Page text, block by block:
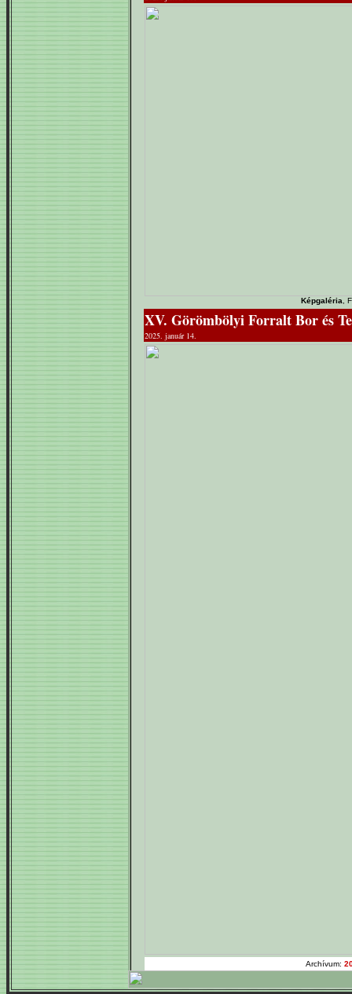
Képgaléria ,
XV. Görömbölyi Forralt Bor és
2025. január 14.
Archívum: